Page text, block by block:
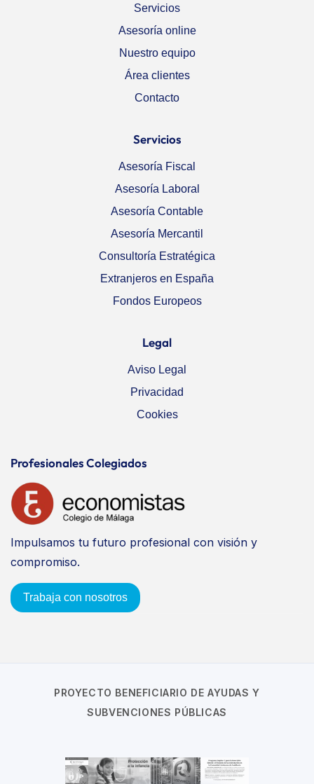
Servicios
Asesoría online
Nuestro equipo
Área clientes
Contacto
Servicios
Asesoría Fiscal
Asesoría Laboral
Asesoría Contable
Asesoría Mercantil
Consultoría Estratégica
Extranjeros en España
Fondos Europeos
Legal
Aviso Legal
Privacidad
Cookies
Profesionales Colegiados
Impulsamos tu futuro profesional con visión y
compromiso.
Trabaja con nosotros
PROYECTO BENEFICIARIO DE AYUDAS Y
SUBVENCIONES PÚBLICAS